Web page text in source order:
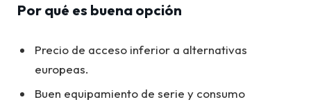
Por qué es buena opción
Precio de acceso inferior a alternativas
europeas.
Buen equipamiento de serie y consumo